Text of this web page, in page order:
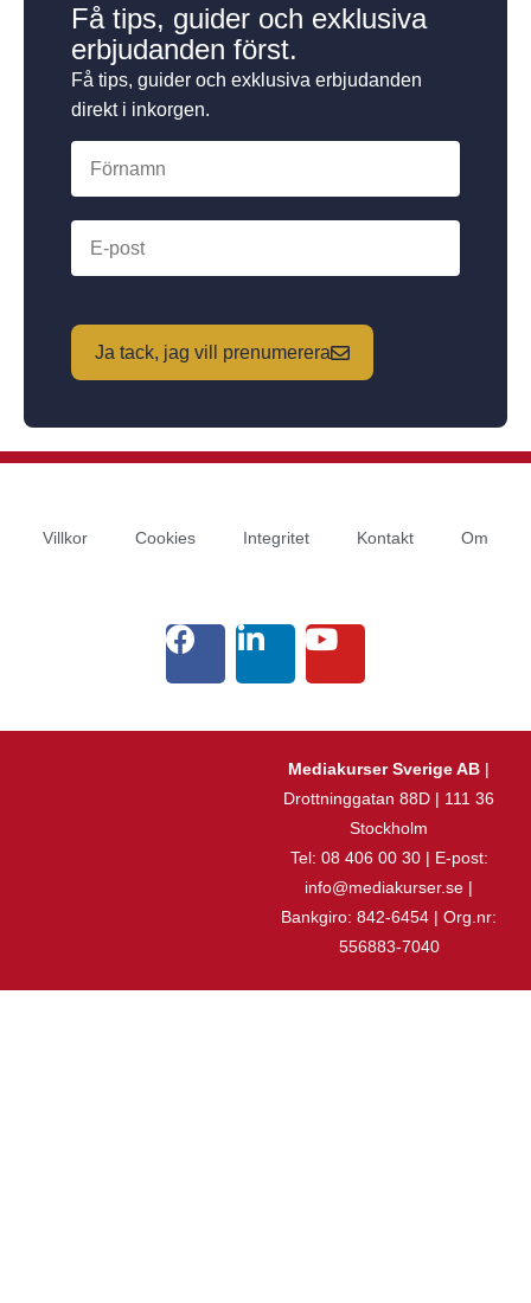
Få tips, guider och exklusiva
erbjudanden först.
Få tips, guider och exklusiva erbjudanden
direkt i inkorgen.
Ja tack, jag vill prenumerera
Villkor Cookies Integritet Kontakt Om
Mediakurser Sverige AB |
Drottninggatan 88D | 111 36
Stockholm
Tel: 08 406 00 30 | E-post:
info@mediakurser.se |
Bankgiro: 842-6454 | Org.nr:
556883-7040